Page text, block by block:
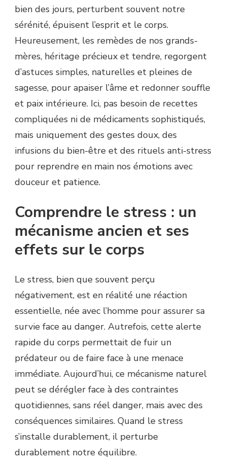
bien des jours, perturbent souvent notre
sérénité, épuisent l’esprit et le corps.
Heureusement, les remèdes de nos grands-
mères, héritage précieux et tendre, regorgent
d’astuces simples, naturelles et pleines de
sagesse, pour apaiser l’âme et redonner souffle
et paix intérieure. Ici, pas besoin de recettes
compliquées ni de médicaments sophistiqués,
mais uniquement des gestes doux, des
infusions du bien-être et des rituels anti-stress
pour reprendre en main nos émotions avec
douceur et patience.
Comprendre le stress : un
mécanisme ancien et ses
effets sur le corps
Le stress, bien que souvent perçu
négativement, est en réalité une réaction
essentielle, née avec l’homme pour assurer sa
survie face au danger. Autrefois, cette alerte
rapide du corps permettait de fuir un
prédateur ou de faire face à une menace
immédiate. Aujourd’hui, ce mécanisme naturel
peut se dérégler face à des contraintes
quotidiennes, sans réel danger, mais avec des
conséquences similaires. Quand le stress
s’installe durablement, il perturbe
durablement notre équilibre.